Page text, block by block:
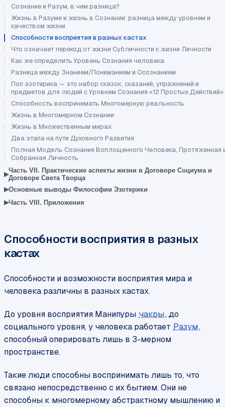
Сознание и Разум, в чем разница?
Жизнь в Разуме и жизнь в Сознании: разница между уровнем и
качеством жизни
Способности восприятия в разных кастах
Что означает переход от жизни Субличности к жизни Личности
Как же определить Уровень Сознания человека
Разница между Знанием/Пониманием и Осознанием
Поп эзотерика — это набор сказок, сказаний, упражнений и
предметов для людей с Уровнем Сознания «12 Простых Действий»
Способность воспринимать Многомерную реальность
Жизнь в Многомерном Сознании
Жизнь в Множественным мирах
Два этапа на пути Духовного Развития
Полная Модель Сознания Воплощенного Человека, Протяженная
Собранная Личность
▸Часть VII. Практические аспекты жизни в Договоре Социума и
Договоре Света Творца
▸Основные выводы Философии Эзотерики
▸Часть VIII. Приложения
Способности восприятия в разных
кастах
Способности и возможности восприятия мира и
человека различны в разных кастах.
До уровня восприятия Манипуры чакры, до
социального уровня, у человека работает Разум,
способный оперировать лишь в 3-мерном
пространстве.
Такие люди способны воспринимать лишь то, что
связано непосредственно с их бытием. Они не
способны к многомерному абстрактному мышлению и